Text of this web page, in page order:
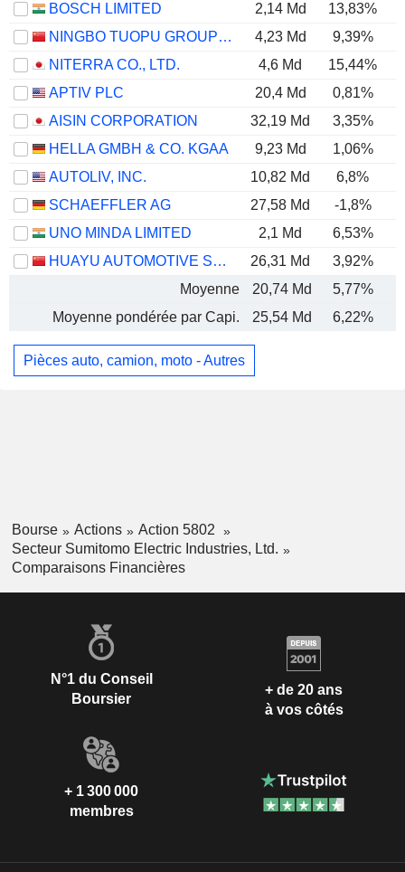
BOSCH LIMITED
2,14 Md 13,83%
NINGBO TUOPU GROUP CO.,LTD.
4,23 Md 9,39%
NITERRA CO., LTD.
4,6 Md 15,44%
APTIV PLC
20,4 Md 0,81%
AISIN CORPORATION
32,19 Md 3,35%
HELLA GMBH & CO. KGAA
9,23 Md 1,06%
AUTOLIV, INC.
10,82 Md 6,8%
SCHAEFFLER AG
27,58 Md -1,8%
UNO MINDA LIMITED
2,1 Md 6,53%
HUAYU AUTOMOTIVE SYSTEMS COMPANY LIMITED
26,31 Md 3,92%
Moyenne
20,74 Md 5,77%
Moyenne pondérée par Capi.
25,54 Md 6,22%
Pièces auto, camion, moto - Autres
Bourse Actions
Action 5802
Secteur Sumitomo Electric Industries, Ltd.
Comparaisons Financières
N°1 du Conseil
Boursier
+ de 20 ans
à vos côtés
+ 1 300 000
membres